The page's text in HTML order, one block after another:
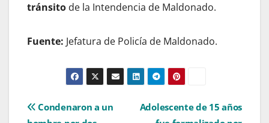
tránsito de la Intendencia de Maldonado.
Fuente: Jefatura de Policía de Maldonado.
Navegación
Adolescente de 15 años
Condenaron a un